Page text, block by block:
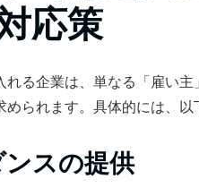
応策
れる企業は、単なる「雇い
められます。具体的には、
スの提供